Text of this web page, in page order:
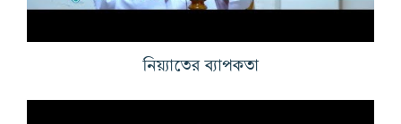
নিয়্যাতের ব্যাপকতা